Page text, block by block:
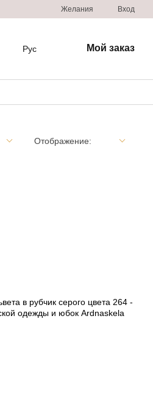
Желания Вход
Рус Мой заказ
Отображение: